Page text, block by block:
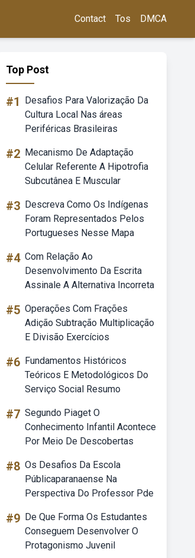
Contact Tos DMCA
Top Post
#1
Desafios Para Valorização Da
Cultura Local Nas áreas
Periféricas Brasileiras
#2 Mecanismo De Adaptação
Celular Referente A Hipotrofia
Subcutânea E Muscular
#3 Descreva Como Os Indígenas
Foram Representados Pelos
Portugueses Nesse Mapa
#4 Com Relação Ao
Desenvolvimento Da Escrita
Assinale A Alternativa Incorreta
#5 Operações Com Frações
Adição Subtração Multiplicação
E Divisão Exercícios
#6 Fundamentos Históricos
Teóricos E Metodológicos Do
Serviço Social Resumo
#7 Segundo Piaget O
Conhecimento Infantil Acontece
Por Meio De Descobertas
#8 Os Desafios Da Escola
Públicaparanaense Na
Perspectiva Do Professor Pde
#9 De Que Forma Os Estudantes
Conseguem Desenvolver O
Protagonismo Juvenil